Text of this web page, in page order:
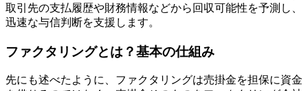
取引先の支払履歴や財務情報などから回収可能性を予測し、
迅速な与信判断を支援します。
ファクタリングとは？基本の仕組み
先にも述べたように、ファクタリングは売掛金を担保に資金